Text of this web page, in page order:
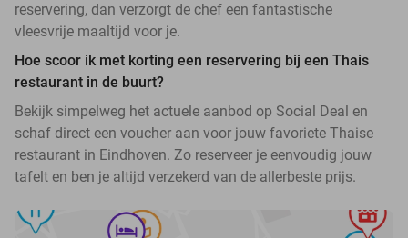
reservering, dan verzorgt de chef een fantastische
vleesvrije maaltijd voor je.
Hoe scoor ik met korting een reservering bij een Thais
restaurant in de buurt?
Bekijk simpelweg het actuele aanbod op Social Deal en
schaf direct een voucher aan voor jouw favoriete Thaise
restaurant in Eindhoven. Zo reserveer je eenvoudig jouw
tafelt en ben je altijd verzekerd van de allerbeste prijs.